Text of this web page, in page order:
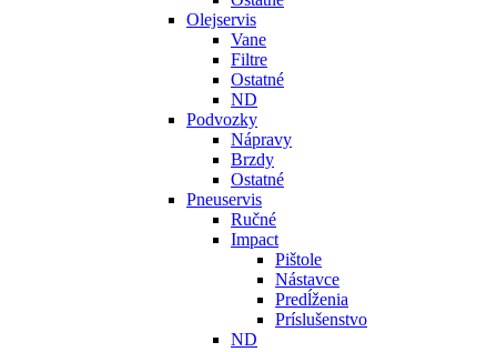
Olejservis
Vane
Filtre
Ostatné
ND
Podvozky
Nápravy
Brzdy
Ostatné
Pneuservis
Ručné
Impact
Pištole
Nástavce
Predĺženia
Príslušenstvo
ND